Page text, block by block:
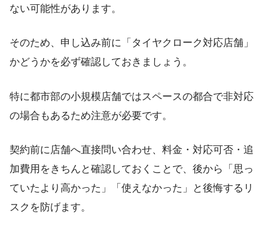
ない可能性があります。
そのため、申し込み前に「タイヤクローク対応店舗」
かどうかを必ず確認しておきましょう。
特に都市部の小規模店舗ではスペースの都合で非対応
の場合もあるため注意が必要です。
契約前に店舗へ直接問い合わせ、料金・対応可否・追
加費用をきちんと確認しておくことで、後から「思っ
ていたより高かった」「使えなかった」と後悔するリ
スクを防げます。